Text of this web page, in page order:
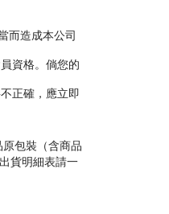
而造成本公司
資格。倘您的
正確，應立即
包裝（含商品
貨明細表請一